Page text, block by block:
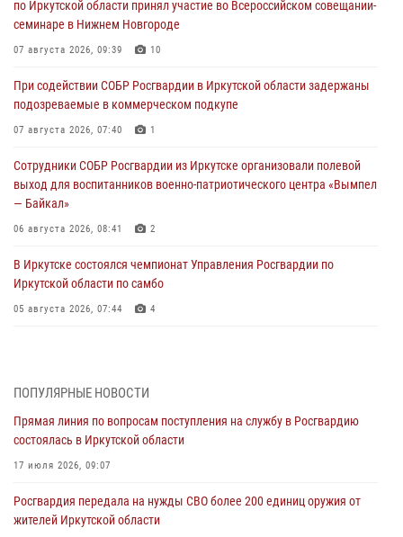
по Иркутской области принял участие во Всероссийском совещании-
семинаре в Нижнем Новгороде
07 августа 2026, 09:39 10
При содействии СОБР Росгвардии в Иркутской области задержаны
подозреваемые в коммерческом подкупе
07 августа 2026, 07:40 1
Сотрудники СОБР Росгвардии из Иркутске организовали полевой
выход для воспитанников военно-патриотического центра «Вымпел
— Байкал»
06 августа 2026, 08:41 2
В Иркутске состоялся чемпионат Управления Росгвардии по
Иркутской области по самбо
05 августа 2026, 07:44 4
04 августа 2026, 07:14 3
Росгвардейцы потушили загоревшийся автомобиль в Иркутске
03 августа 2026, 04:55
Дню Воздушно-десантных войск в Иркутской области
03 августа 2026, 03:32
ПОПУЛЯРНЫЕ НОВОСТИ
Прямая линия по вопросам поступления на службу в Росгвардию
состоялась в Иркутской области
17 июля 2026, 09:07
Росгвардия передала на нужды СВО более 200 единиц оружия от
жителей Иркутской области